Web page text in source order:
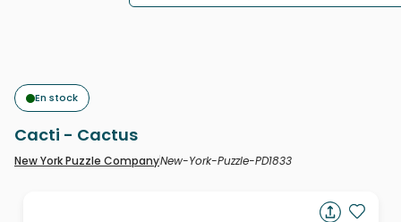
En stock
Cacti - Cactus
New York Puzzle CompanyNew-York-Puzzle-PD1833